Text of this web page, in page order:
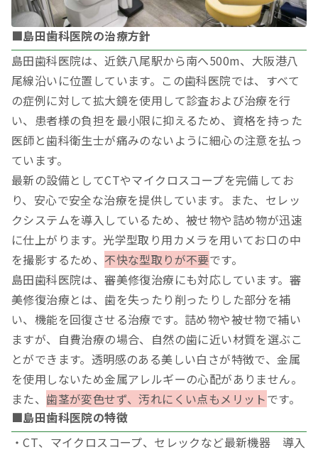
■島田歯科医院の治療方針
島田歯科医院は、近鉄八尾駅から南へ500m、大阪港八
尾線沿いに位置しています。この歯科医院では、すべて
の症例に対して拡大鏡を使用して診査および治療を行
い、患者様の負担を最小限に抑えるため、資格を持った
医師と歯科衛生士が痛みのないように細心の注意を払っ
ています。
最新の設備としてCTやマイクロスコープを完備してお
り、安心で安全な治療を提供しています。また、セレッ
クシステムを導入しているため、被せ物や詰め物が迅速
に仕上がります。光学型取り用カメラを用いてお口の中
を撮影するため、 不快な型取りが不要です。
島田歯科医院は、審美修復治療にも対応しています。審
美修復治療とは、歯を失ったり削ったりした部分を補
い、機能を回復させる治療です。詰め物や被せ物で補い
ますが、自費治療の場合、自然の歯に近い材質を選ぶこ
とができます。透明感のある美しい白さが特徴で、金属
を使用しないため金属アレルギーの心配がありません。
また、 歯茎が変色せず、汚れにくい点もメリットです。
■島田歯科医院の特徴
・CT、マイクロスコープ、セレックなど最新機器 導入